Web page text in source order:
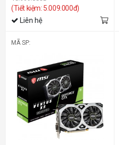
(Tiết kiệm: 5.009.000đ)
Liên hệ
MÃ SP: